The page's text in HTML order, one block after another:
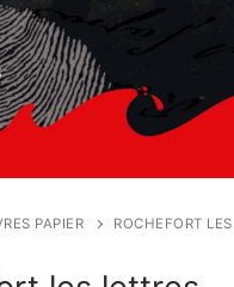
PAPIER
ROCHEFORT